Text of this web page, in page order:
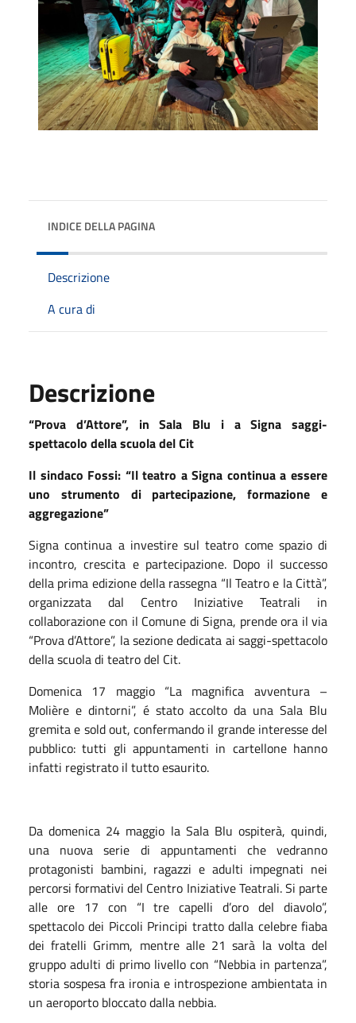
INDICE DELLA PAGINA
Descrizione
A cura di
Descrizione
“Prova d’Attore”, in Sala Blu i a Signa saggi-
spettacolo della scuola del Cit
Il sindaco Fossi: “Il teatro a Signa continua a essere
uno strumento di partecipazione, formazione e
aggregazione”
Signa continua a investire sul teatro come spazio di
incontro, crescita e partecipazione. Dopo il successo
della prima edizione della rassegna “Il Teatro e la Città”,
organizzata dal Centro Iniziative Teatrali in
collaborazione con il Comune di Signa, prende ora il via
“Prova d’Attore”, la sezione dedicata ai saggi-spettacolo
della scuola di teatro del Cit.
Domenica 17 maggio “La magnifica avventura –
Molière e dintorni”, é stato accolto da una Sala Blu
gremita e sold out, confermando il grande interesse del
pubblico: tutti gli appuntamenti in cartellone hanno
infatti registrato il tutto esaurito.
Da domenica 24 maggio la Sala Blu ospiterà, quindi,
una nuova serie di appuntamenti che vedranno
protagonisti bambini, ragazzi e adulti impegnati nei
percorsi formativi del Centro Iniziative Teatrali. Si parte
alle ore 17 con “I tre capelli d’oro del diavolo”,
spettacolo dei Piccoli Principi tratto dalla celebre fiaba
dei fratelli Grimm, mentre alle 21 sarà la volta del
gruppo adulti di primo livello con “Nebbia in partenza”,
storia sospesa fra ironia e introspezione ambientata in
un aeroporto bloccato dalla nebbia.